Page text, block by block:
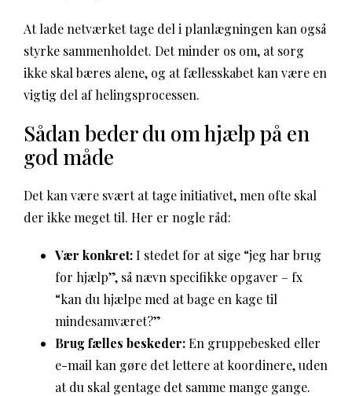
At lade netværket tage del i planlægningen kan også
styrke sammenholdet. Det minder os om, at sorg
ikke skal bæres alene, og at fællesskabet kan være en
vigtig del af helingsprocessen.
Sådan beder du om hjælp på en
god måde
Det kan være svært at tage initiativet, men ofte skal
der ikke meget til. Her er nogle råd:
Vær konkret:I stedet for at sige “jeg har brug
for hjælp”, så nævn specifikke opgaver – fx
“kan du hjælpe med at bage en kage til
mindesamværet?”
Brug fælles beskeder:En gruppebesked eller
e-mail kan gøre det lettere at koordinere, uden
at du skal gentage det samme mange gange.